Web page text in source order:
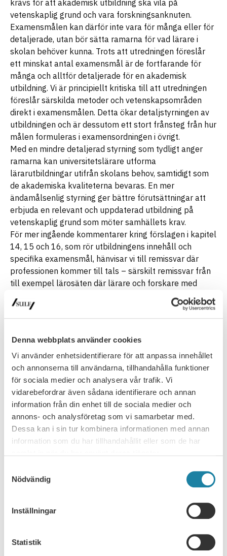
Denna webbplats använder cookies
Vi använder enhetsidentifierare för att anpassa innehållet
och annonserna till användarna, tillhandahålla funktioner
för sociala medier och analysera vår trafik. Vi
vidarebefordrar även sådana identifierare och annan
information från din enhet till de sociala medier och
annons- och analysföretag som vi samarbetar med.
Dessa kan i sin tur kombinera informationen med annan
information som du har tillhandahållit eller som de har
Nödvändig
Inställningar
Statistik
krävs för att akademisk utbildning ska vila på
vetenskaplig grund och vara forskningsanknuten.
Examensmålen kan därför inte vara för många eller för
detaljerade, utan bör sätta ramarna för vad lärare i
skolan behöver kunna. Trots att utredningen föreslår
ett minskat antal examensmål är de fortfarande för
många och alltför detaljerade för en akademisk
utbildning. Vi är principiellt kritiska till att utredningen
föreslår särskilda metoder och vetenskapsområden
direkt i examensmålen. Detta ökar detaljstyrningen av
utbildningen och är dessutom ett stort frånsteg från hur
målen formuleras i examensordningen i övrigt.
Med en mindre detaljerad styrning som tydligt anger
ramarna kan universitetslärare utforma
lärarutbildningar utifrån skolans behov, samtidigt som
de akademiska kvaliteterna bevaras. En mer
ändamålsenlig styrning ger bättre förutsättningar att
erbjuda en relevant och uppdaterad utbildning på
vetenskaplig grund som möter samhällets krav.
För mer ingående kommentarer kring förslagen i kapitel
14, 15 och 16, som rör utbildningens innehåll och
specifika examensmål, hänvisar vi till remissvar där
professionen kommer till tals – särskilt remissvar från
till exempel lärosäten där lärare och forskare med
koppling till lärarutbildningarna har deltagit i
beredningen av svaret, men även från organisationer
som representerar lärare i skolan.
lärarutbildningarna
SULF är positiva till förslaget om högre
ersättningsbelopp, men har synpunkter på
ersättningsnivåerna och vilka utbildningsområden som
omfattas.
SULF instämmer i förslaget om extra medel för små
ämnen.
Resurstilldelningssystemets utformning och effekterna
av produktivitetsavdraget gör att stora studentvolymer
redan en ansträngd ekonomi, och lärarutbildningarna
har sedan tidigare svårt att få ekonomin att gå ihop
inom nuvarande ekonomiska ramar. Om regeringen går
vidare med förslaget om högre behörighetskrav,
minska. För att detta inte ska leda till försämrad